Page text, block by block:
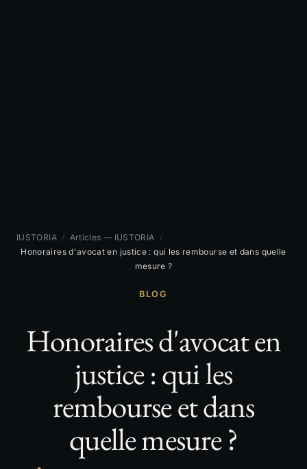
IUSTORIA / Articles — IUSTORIA /
Honoraires d'avocat en justice : qui les rembourse et dans quelle
mesure ?
BLOG
Honoraires d'avocat en
justice : qui les
rembourse et dans
quelle mesure ?